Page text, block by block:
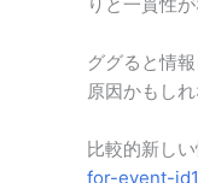
ググると情
原因かもし
比較的新し
for-event-